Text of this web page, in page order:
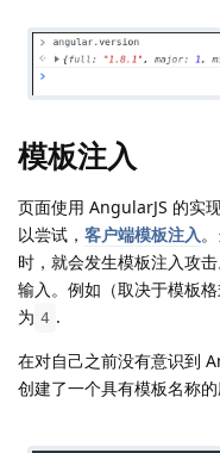
模板注入
页面使用 AngularJS 的实
以尝试， 客户端模板注入
时，就会发生模板注入攻
输入。例如（取决于模板
为 4 .
在对自己之前没有意识到
创建了一个具有模板名称